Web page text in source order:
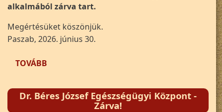
alkalmából zárva tart.
Megértésüket köszönjük.
Paszab, 2026. június 30.
TOVÁBB
Dr. Béres József Egészségügyi Központ -
Zárva!